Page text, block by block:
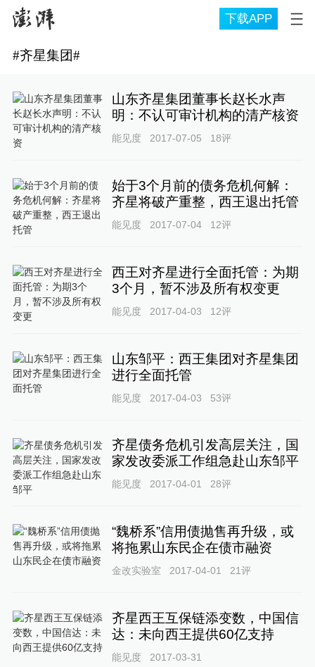
下载APP
#齐星集团#
山东齐星集团董事长赵长水声
明：不认可审计机构的清产核资
能见度 2017-07-05 18评
始于3个月前的债务危机何解：
齐星将破产重整，西王退出托管
能见度 2017-07-04 12评
西王对齐星进行全面托管：为期
3个月，暂不涉及所有权变更
能见度 2017-04-03 12评
山东邹平：西王集团对齐星集团
进行全面托管
能见度 2017-04-03 53评
齐星债务危机引发高层关注，国
家发改委派工作组急赴山东邹平
能见度 2017-04-01 28评
“魏桥系”信用债抛售再升级，或
将拖累山东民企在债市融资
金改实验室 2017-04-01 21评
齐星西王互保链添变数，中国信
达：未向西王提供60亿支持
能见度 2017-03-31